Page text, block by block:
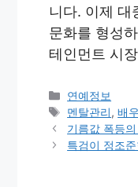
니다. 이제 대
문화를 형성
테인먼트 시
Categories
연예정보
Tags
멘탈관리,배
기름값 폭등
특검이 정조